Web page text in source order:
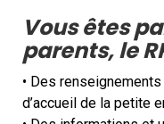
Vous êtes
parents, le
• Des
d’accueil de la petite